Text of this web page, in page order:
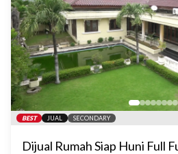
BEST JUAL SECONDARY
Dijual Rumah Siap Huni Full